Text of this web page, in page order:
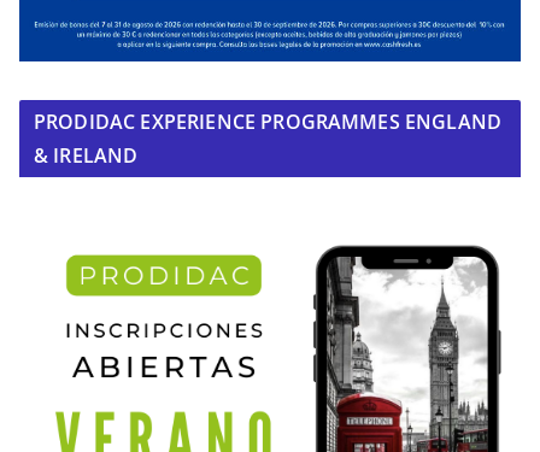
PRODIDAC EXPERIENCE PROGRAMMES ENGLAND
& IRELAND